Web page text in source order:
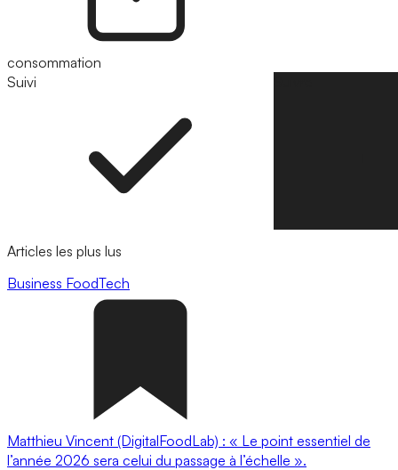
consommation
Suivi
Articles les plus lus
Business FoodTech
Matthieu Vincent (DigitalFoodLab) : « Le point essentiel de
l’année 2026 sera celui du passage à l’échelle ».